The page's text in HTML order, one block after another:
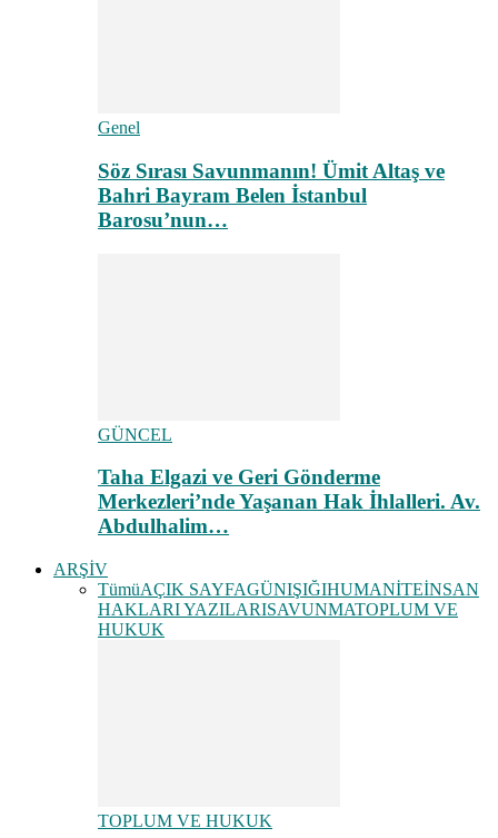
Genel
Söz Sırası Savunmanın! Ümit Altaş ve
Bahri Bayram Belen İstanbul
Barosu’nun…
GÜNCEL
Taha Elgazi ve Geri Gönderme
Merkezleri’nde Yaşanan Hak İhlalleri. Av.
Abdulhalim…
ARŞİV
TümüAÇIK SAYFAGÜNIŞIĞIHUMANİTEİNSAN
HAKLARI YAZILARISAVUNMATOPLUM VE
HUKUK
TOPLUM VE HUKUK